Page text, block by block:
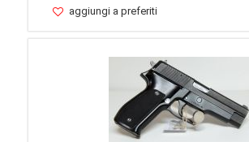
aggiungi a preferiti